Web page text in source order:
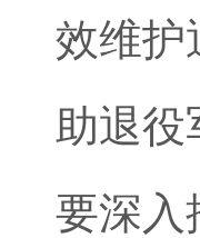
效维护
助退役
要深入